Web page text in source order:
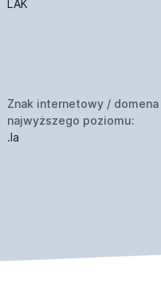
LAK
Znak internetowy / domena
najwyższego poziomu:
.la